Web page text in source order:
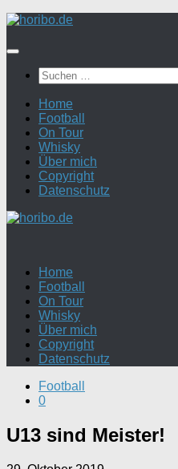
Zum
springen
Suchen
nach:
Home
Football
On Tour
Whisky
Über mich
Copyright
Datenschutz
Home
Football
On Tour
Whisky
Über mich
Copyright
Datenschutz
Football
0
U13 sind Meister!